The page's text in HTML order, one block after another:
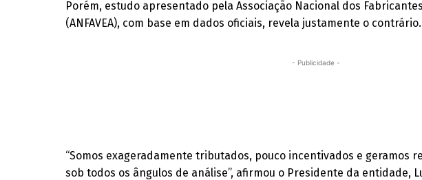
Porém, estudo apresentado pela Associação Nacional dos
(ANFAVEA), com base em dados oficiais, revela justamente o contrário.
- Publicidade -
“Somos exageradamente tributados, pouco incentivados e geramos
sob todos os ângulos de análise”, afirmou o Presidente da entidade,